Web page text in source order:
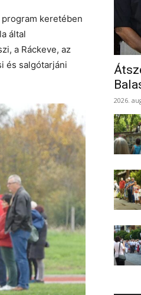
keretében
által
a Ráckeve, az
és salgótarjáni
2026.